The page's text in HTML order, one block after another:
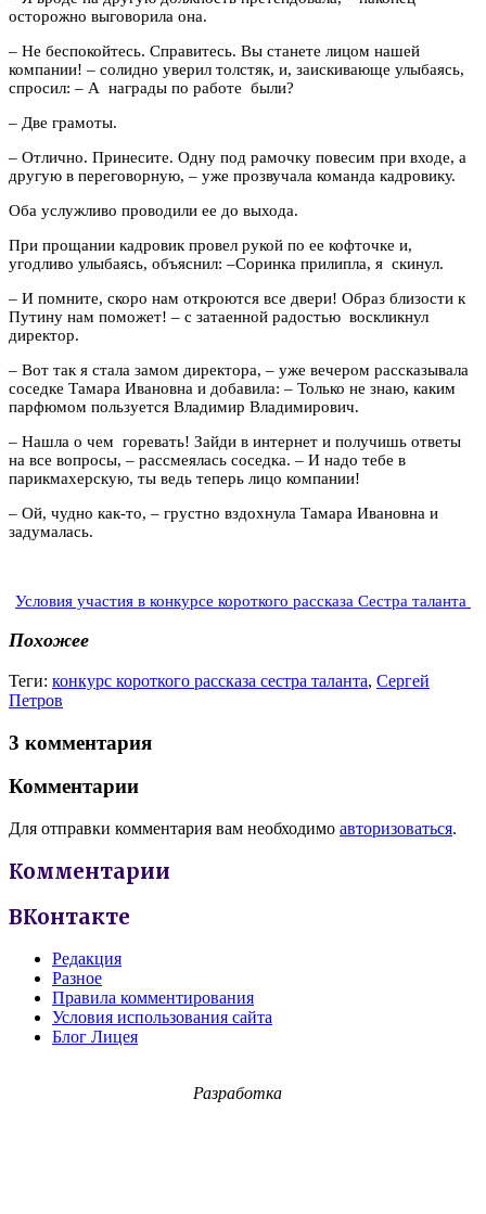
осторожно выговорила она.
– Не беспокойтесь. Справитесь. Вы станете лицом нашей
компании! – солидно уверил толстяк, и, заискивающе улыбаясь,
спросил: – А награды по работе были?
– Две грамоты.
– Отлично. Принесите. Одну под рамочку повесим при входе, а
другую в переговорную, – уже прозвучала команда кадровику.
Оба услужливо проводили ее до выхода.
При прощании кадровик провел рукой по ее кофточке и,
угодливо улыбаясь, объяснил: –Соринка прилипла, я скинул.
– И помните, скоро нам откроются все двери! Образ близости к
Путину нам поможет! – с затаенной радостью воскликнул
директор.
– Вот так я стала замом директора, – уже вечером рассказывала
соседке Тамара Ивановна и добавила: – Только не знаю, каким
парфюмом пользуется Владимир Владимирович.
– Нашла о чем горевать! Зайди в интернет и получишь ответы
на все вопросы, – рассмеялась соседка. – И надо тебе в
парикмахерскую, ты ведь теперь лицо компании!
– Ой, чудно как-то, – грустно вздохнула Тамара Ивановна и
задумалась.
Условия участия в конкурсе короткого рассказа Сестра таланта
Похожее
Теги: конкурс короткого рассказа сестра таланта, Сергей
Петров
3 комментария
Комментарии
Для отправки комментария вам необходимо авторизоваться.
Комментарии
ВКонтакте
Редакция
Разное
Правила комментирования
Условия использования сайта
Блог Лицея
Разработка